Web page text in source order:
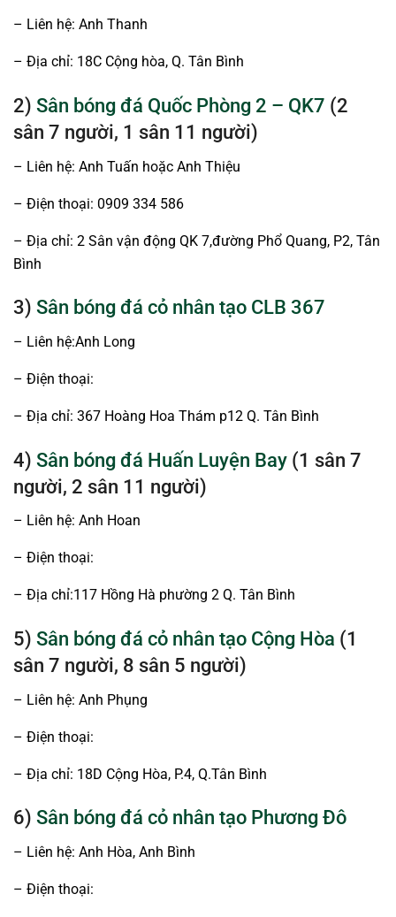
– Liên hệ: Anh Thanh
– Địa chỉ: 18C Cộng hòa, Q. Tân Bình
2) Sân bóng đá Quốc Phòng 2 – QK7 (2
sân 7 người, 1 sân 11 người)
– Liên hệ: Anh Tuấn hoặc Anh Thiệu
– Điện thoại: 0909 334 586
– Địa chỉ: 2 Sân vận động QK 7,đường Phổ Quang, P2, Tân
Bình
3) Sân bóng đá cỏ nhân tạo CLB 367
– Liên hệ:Anh Long
– Điện thoại:
– Địa chỉ: 367 Hoàng Hoa Thám p12 Q. Tân Bình
4) Sân bóng đá Huấn Luyện Bay (1 sân 7
người, 2 sân 11 người)
– Liên hệ: Anh Hoan
– Điện thoại:
– Địa chỉ:117 Hồng Hà phường 2 Q. Tân Bình
5) Sân bóng đá cỏ nhân tạo Cộng Hòa (1
sân 7 người, 8 sân 5 người)
– Liên hệ: Anh Phụng
– Điện thoại:
– Địa chỉ: 18D Cộng Hòa, P.4, Q.Tân Bình
6) Sân bóng đá cỏ nhân tạo Phương Đô
– Liên hệ: Anh Hòa, Anh Bình
– Điện thoại: